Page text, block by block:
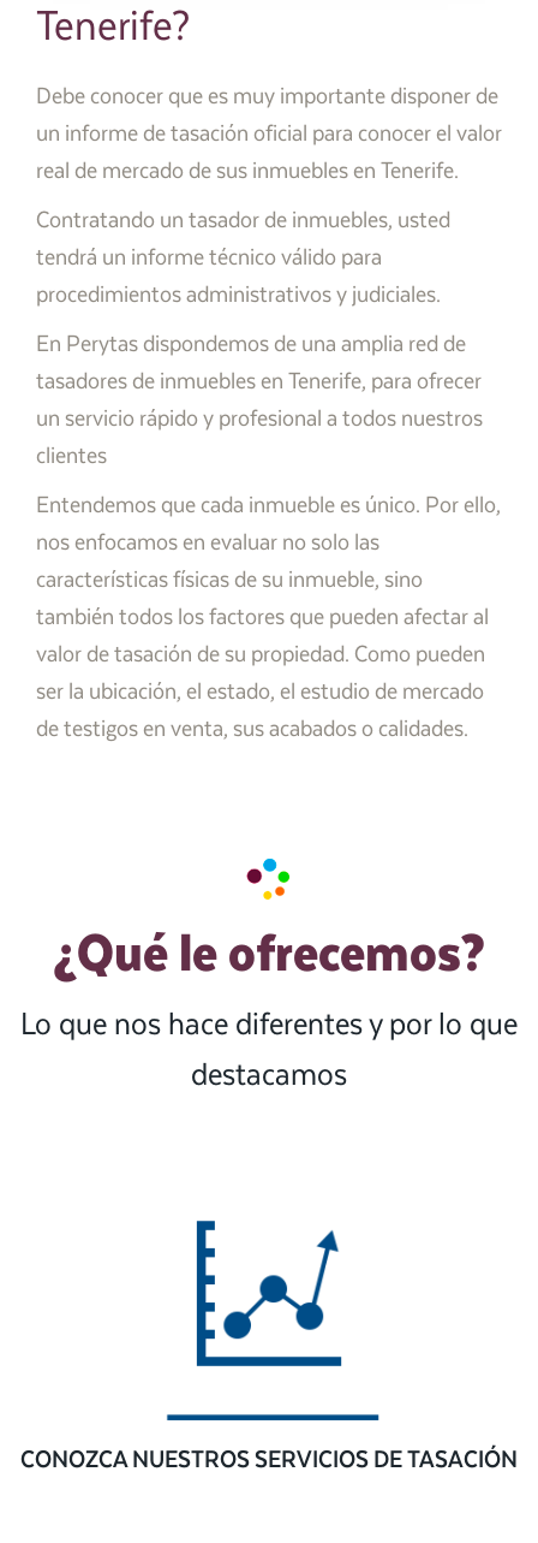
Tenerife?
Debe conocer que es muy importante disponer de
un informe de tasación oficial para conocer el valor
real de mercado de sus inmuebles en Tenerife.
Contratando un tasador de inmuebles, usted
tendrá un informe técnico válido para
procedimientos administrativos y judiciales.
En Perytas dispondemos de una amplia red de
tasadores de inmuebles en Tenerife, para ofrecer
un servicio rápido y profesional a todos nuestros
clientes
Entendemos que cada inmueble es único. Por ello,
nos enfocamos en evaluar no solo las
características físicas de su inmueble, sino
también todos los factores que pueden afectar al
valor de tasación de su propiedad. Como pueden
ser la ubicación, el estado, el estudio de mercado
de testigos en venta, sus acabados o calidades.
¿Qué le ofrecemos?
Lo que nos hace diferentes y por lo que
destacamos
CONOZCA NUESTROS SERVICIOS DE TASACIÓN